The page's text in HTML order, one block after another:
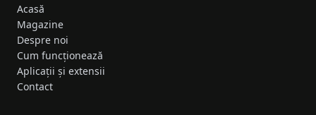
Acasă
Magazine
Despre noi
Cum funcționează
Aplicații și extensii
Contact